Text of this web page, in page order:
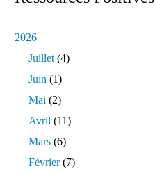
2026
Juillet (4)
Juin (1)
Mai (2)
Avril (11)
Mars (6)
Février(7)